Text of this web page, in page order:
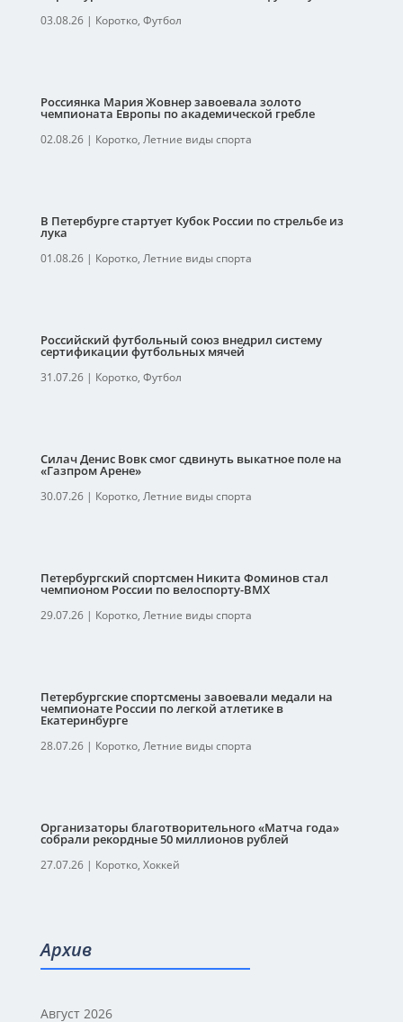
03.08.26| Коротко, Футбол
Россиянка Мария Жовнер завоевала золото
чемпионата Европы по академической гребле
02.08.26| Коротко, Летние виды спорта
В Петербурге стартует Кубок России по стрельбе из
лука
01.08.26| Коротко, Летние виды спорта
Российский футбольный союз внедрил систему
сертификации футбольных мячей
31.07.26| Коротко, Футбол
Силач Денис Вовк смог сдвинуть выкатное поле на
«Газпром Арене»
30.07.26| Коротко, Летние виды спорта
Петербургский спортсмен Никита Фоминов стал
чемпионом России по велоспорту-ВМХ
29.07.26| Коротко, Летние виды спорта
Петербургские спортсмены завоевали медали на
чемпионате России по легкой атлетике в
Екатеринбурге
28.07.26| Коротко, Летние виды спорта
Организаторы благотворительного «Матча года»
собрали рекордные 50 миллионов рублей
27.07.26| Коротко, Хоккей
Архив
Август 2026